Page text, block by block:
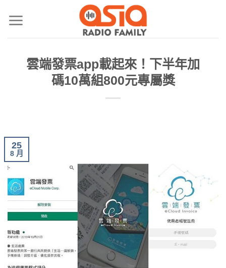
雲端發票app載起來！下半年加
碼10萬組800元專屬獎
25
8 月